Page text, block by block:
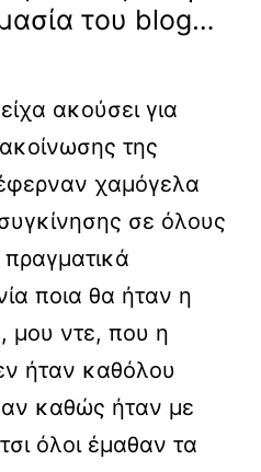
του blog…
ακούσει για
της
χαμόγελα
σε όλους
πραγματικά
ποια θα ήταν η
μου ντε, που η
ήταν καθόλου
καθώς ήταν με
όλοι έμαθαν τα